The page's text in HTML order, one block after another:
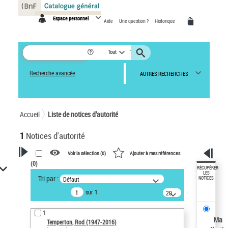
Espace personnel Aide Une question ? Historique
Tout
Recherche avancée AUTRES RECHERCHES
Accueil Liste de notices d’autorité
1 Notices d'autorité
VOTRE RECHERCHE
Recherche avancée dans les
notices d’autorité
Œuvres liées à l'auteur :
Temperton, Rod (1947-2016)
Voir la sélection (0) Ajouter à mes références
(0)
Tri par : Défaut
sur 1
20
résultats/page
1
Temperton, Rod (1947-2016)
RÉCUPÉRER
LES
NOTICES
Ma
Panneau de gestion des cookies